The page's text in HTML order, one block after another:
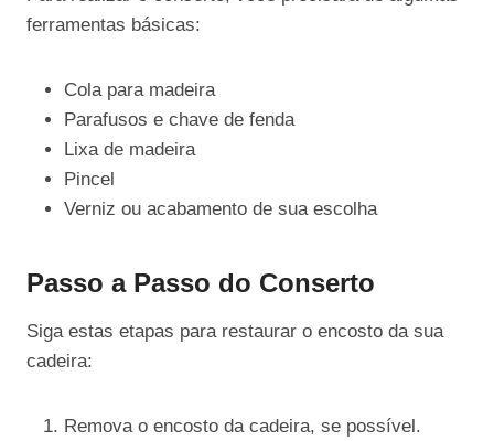
ferramentas básicas:
Cola para madeira
Parafusos e chave de fenda
Lixa de madeira
Pincel
Verniz ou acabamento de sua escolha
Passo a Passo do Conserto
Siga estas etapas para restaurar o encosto da sua
cadeira:
Remova o encosto da cadeira, se possível.